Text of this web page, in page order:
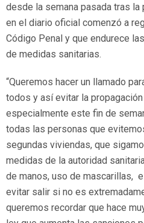
desde la semana pasada tras la
en el diario oficial comenzó a
Código Penal y que endurece
de medidas sanitarias.
“Queremos hacer un llamado
todos y así evitar la
especialmente este fin de
todas las personas que
segundas viviendas, que
medidas de la autoridad
de manos, uso de mascarillas,
evitar salir si no es
queremos recordar que hace